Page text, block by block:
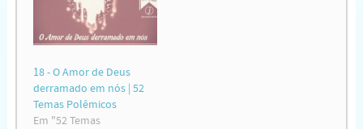
18 - O Amor de Deus
derramado em nós | 52
Temas Polêmicos
Em "52 Temas